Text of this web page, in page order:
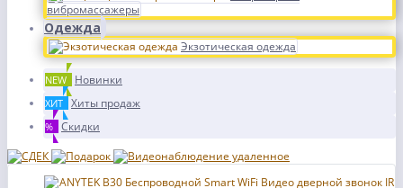
вибромассажеры
Одежда
Экзотическая одежда
NEW Новинки
ХИТ Хиты продаж
% Скидки